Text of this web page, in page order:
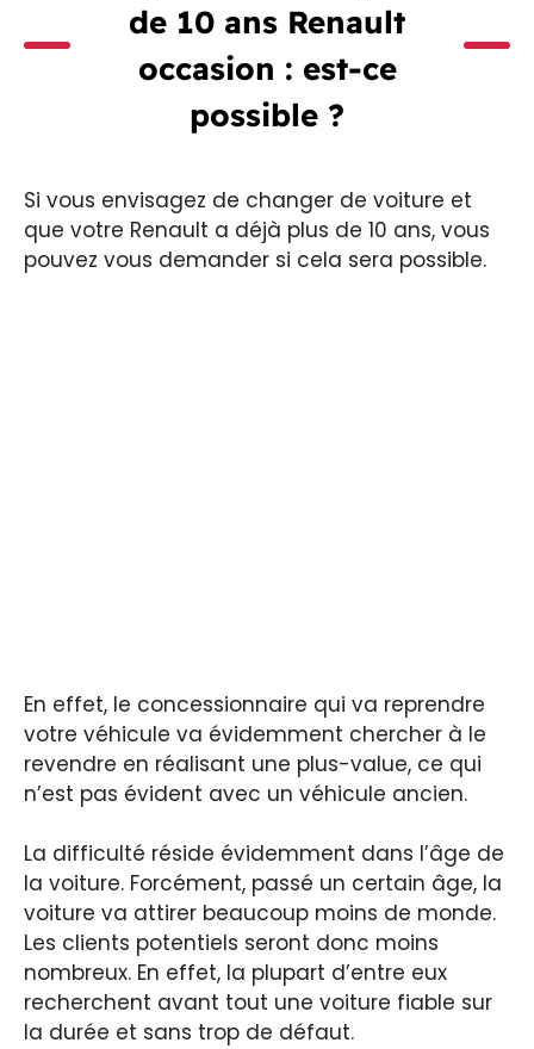
de 10 ans Renault
occasion : est-ce
possible ?
Si vous envisagez de changer de voiture et
que votre Renault a déjà plus de 10 ans, vous
pouvez vous demander si cela sera possible.
En effet, le concessionnaire qui va reprendre
votre véhicule va évidemment chercher à le
revendre en réalisant une plus-value, ce qui
n’est pas évident avec un véhicule ancien.
La difficulté réside évidemment dans l’âge de
la voiture. Forcément, passé un certain âge, la
voiture va attirer beaucoup moins de monde.
Les clients potentiels seront donc moins
nombreux. En effet, la plupart d’entre eux
recherchent avant tout une voiture fiable sur
la durée et sans trop de défaut.